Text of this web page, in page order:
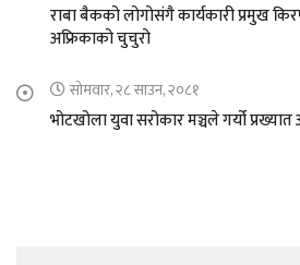
राबा बैकको लोगोसंगै कार्यकारी प्रमुख
अफ्रिकाको चुचुरो
सोमवार, २८ साउन, २०८१
भोटखोला युवा सरोकार मञ्चले गर्यो